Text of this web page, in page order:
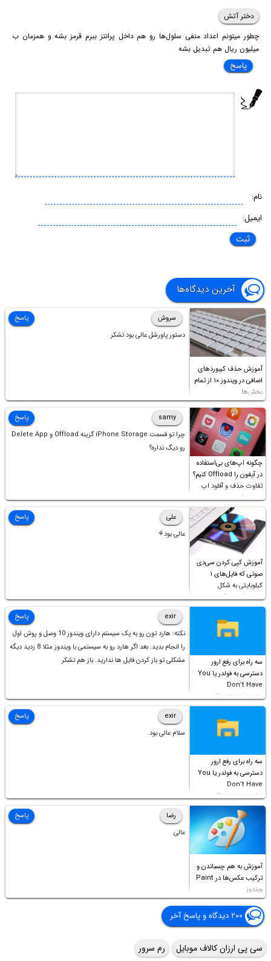
دختر آتش
چطور میتونم اعداد منفی سلول‌ها رو هم داخل پرانتز ببرم قرمز بشه و همزمان ب
میلیون ریال هم تبدیل بشه
پاسخ
نام:
ایمیل:
آخرین دیدگاه‌ها
آموزش حذف کیبوردهای
اضافی در ویندوز ۱۰ از تمام
بخش‌ها
سروش
دستور پاورشل عالی بود تشکر
پاسخ
چگونه اپ‌های بی‌استفاده
در آیفون را Offload کنیم؟
تفاوت حذف و آفلود اپ
چیست؟
samy
چرا تو قسمت iPhone Storage گزینه Offload و Delete App
رو دیگ نداره؟
پاسخ
آموزش کپی کردن سی‌دی
صوتی که فایل‌های ۱
کیلوبایتی به شکل
شورت‌کات در آن موجود
است!
علی
عالی بود⚘
پاسخ
سه راه برای رفع ارور
دسترسی به فولدر یا You
Don’t Have
Permission to
Access this folder
exir
نکته: هارد تون رو به یک سیستم دارای ویندوز 10 وصل و روش اول
را انجام بدید. بعد اگر هارد رو به سیستمی با ویندوز مثلا 8 زدید دیگه
مشکلی تو باز کردن فایل ها ندارید. باز هم تشکر
پاسخ
سه راه برای رفع ارور
دسترسی به فولدر یا You
Don’t Have
Permission to
Access this folder
exir
سلام عالی بود.
پاسخ
آموزش به هم چسباندن و
ترکیب عکس‌ها در Paint
ویندوز
رضا
عالی
پاسخ
۲۰۰ دیدگاه و پاسخ آخر
سی پی ارزان کالاف موبایل رم سرور